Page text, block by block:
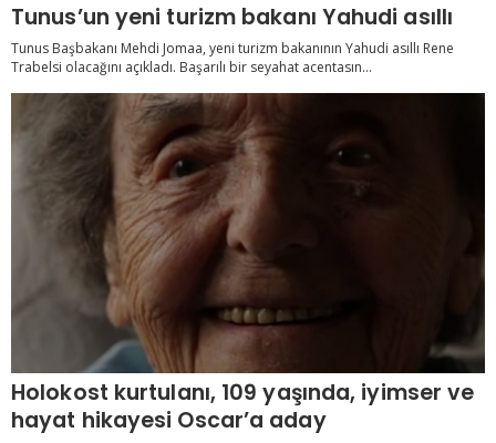
Tunus’un yeni turizm bakanı Yahudi asıllı
Tunus Başbakanı Mehdi Jomaa, yeni turizm bakanının Yahudi asıllı Rene
Trabelsi olacağını açıkladı. Başarılı bir seyahat acentasın...
Holokost kurtulanı, 109 yaşında, iyimser ve
hayat hikayesi Oscar’a aday